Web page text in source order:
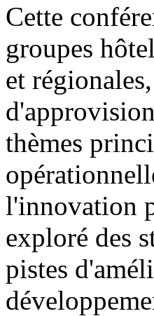
Cette
groupes
et
thèmes
l'innovation
exploré des
pistes